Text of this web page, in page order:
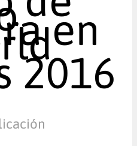
en
2016